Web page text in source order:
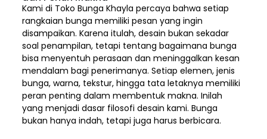
Kami di Toko Bunga Khayla percaya bahwa setiap
rangkaian bunga memiliki pesan yang ingin
disampaikan. Karena itulah, desain bukan sekadar
soal penampilan, tetapi tentang bagaimana bunga
bisa menyentuh perasaan dan meninggalkan kesan
mendalam bagi penerimanya. Setiap elemen, jenis
bunga, warna, tekstur, hingga tata letaknya memiliki
peran penting dalam membentuk makna. Inilah
yang menjadi dasar filosofi desain kami. Bunga
bukan hanya indah, tetapi juga harus berbicara.